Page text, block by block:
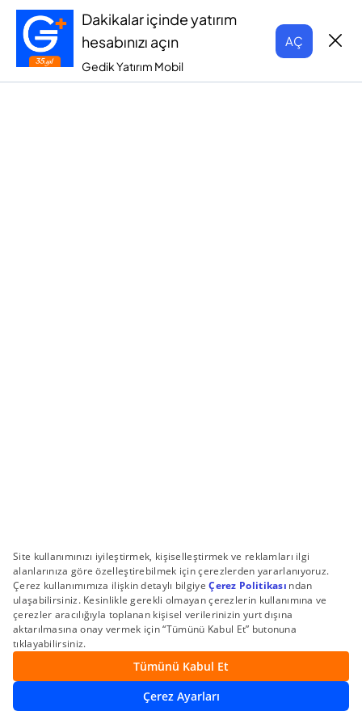
Dakikalar içinde yatırım
hesabınızı açın
Gedik Yatırım Mobil
AÇ